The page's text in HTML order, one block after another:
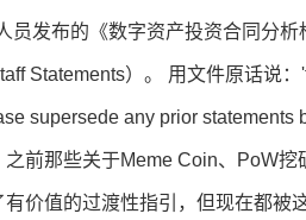
员发布的《数字资产投资合同分
Statements）。 用文件原话说
supersede any prior statements
前那些关于Meme Coin、PoW
价值的过渡性指引，但现在都被